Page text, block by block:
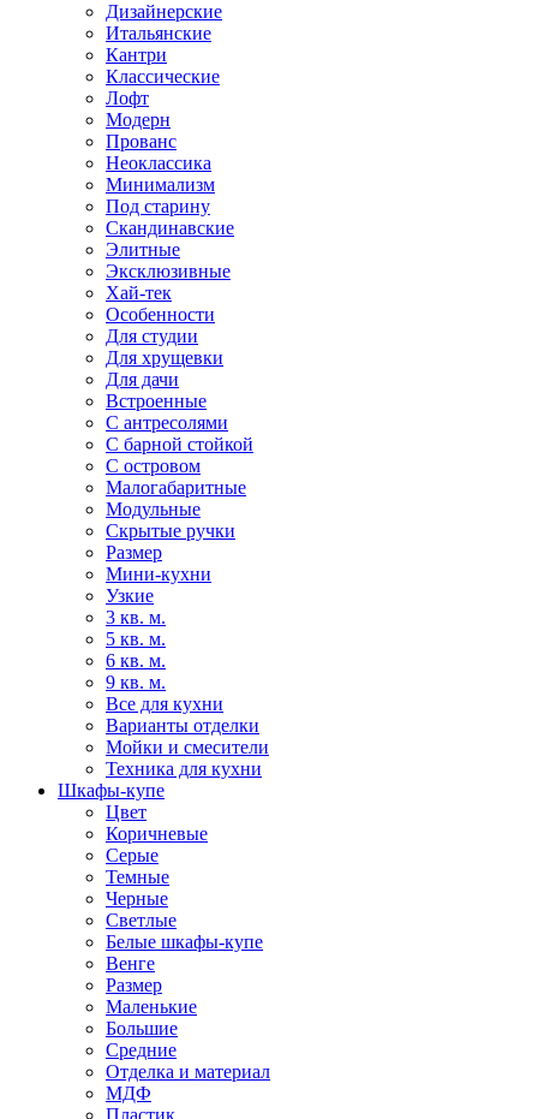
Дизайнерские
Итальянские
Кантри
Классические
Лофт
Модерн
Прованс
Неоклассика
Минимализм
Под старину
Скандинавские
Элитные
Эксклюзивные
Хай-тек
Особенности
Для студии
Для хрущевки
Для дачи
Встроенные
С антресолями
С барной стойкой
С островом
Малогабаритные
Модульные
Скрытые ручки
Размер
Мини-кухни
Узкие
3 кв. м.
5 кв. м.
6 кв. м.
9 кв. м.
Все для кухни
Варианты отделки
Мойки и смесители
Техника для кухни
Шкафы-купе
Цвет
Коричневые
Серые
Темные
Черные
Светлые
Белые шкафы-купе
Венге
Размер
Маленькие
Большие
Средние
Отделка и материал
МДФ
Пластик